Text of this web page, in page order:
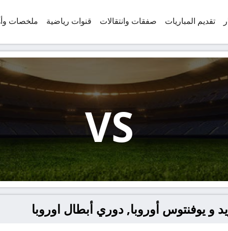
تقديم المباريات صفقات وانتقالات قنوات رياضية ملخصات
VS
و يوفنتوس أوروبا, دوري أبطال اوروبا